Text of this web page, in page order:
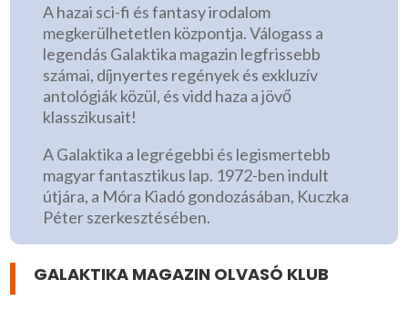
A hazai sci-fi és fantasy irodalom
megkerülhetetlen központja. Válogass a
legendás Galaktika magazin legfrissebb
számai, díjnyertes regények és exkluzív
antológiák közül, és vidd haza a jövő
klasszikusait!
A Galaktika a legrégebbi és legismertebb
magyar fantasztikus lap. 1972-ben indult
útjára, a Móra Kiadó gondozásában, Kuczka
Péter szerkesztésében.
GALAKTIKA MAGAZIN OLVASÓ KLUB